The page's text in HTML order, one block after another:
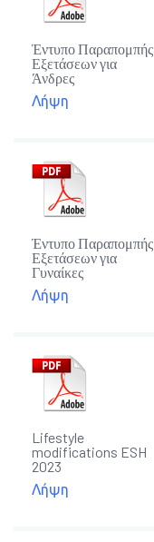
Έντυπο Παραπομπής
Εξετάσεων για
Άνδρες
Λήψη
Έντυπο Παραπομπής
Εξετάσεων για
Γυναίκες
Λήψη
Lifestyle
modifications ESH
2023
Λήψη